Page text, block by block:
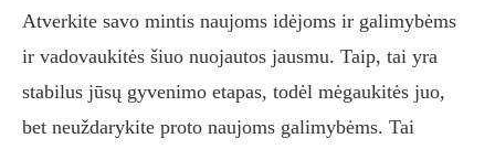
Atverkite savo mintis naujoms idėjoms ir galimybėms
ir vadovaukitės šiuo nuojautos jausmu. Taip, tai yra
stabilus jūsų gyvenimo etapas, todėl mėgaukitės juo,
bet neuždarykite proto naujoms galimybėms. Tai